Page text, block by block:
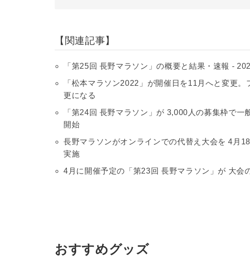
関連記事
「第25回 長野マラソン」の概要と結果・速報 -
「松本マラソン2022」が開催日を11月へと変更
更になる
「第24回 長野マラソン」が 3,000人の募集枠で
開始
長野マラソンがオンラインでの代替え大会を 4月
実施
4月に開催予定の「第23回 長野マラソン」が 大会
おすすめグッズ